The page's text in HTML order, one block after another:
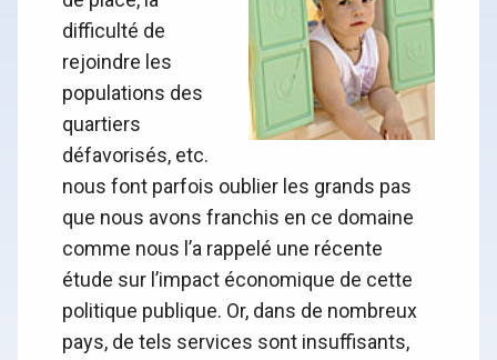
difficulté de
rejoindre les
populations des
quartiers
défavorisés, etc.
nous font parfois oublier les grands pas
que nous avons franchis en ce domaine
comme nous l’a rappelé une récente
étude sur l’impact économique de cette
politique publique. Or, dans de nombreux
pays, de tels services sont insuffisants,